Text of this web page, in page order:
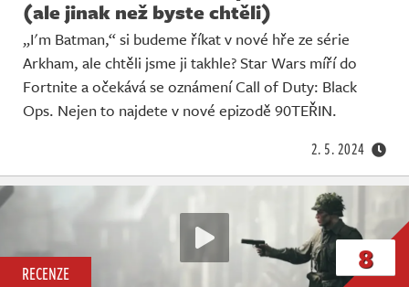
(ale jinak než byste chtěli)
„I'm Batman,“ si budeme říkat v nové hře ze série
Arkham, ale chtěli jsme ji takhle? Star Wars míří do
Fortnite a očekává se oznámení Call of Duty: Black
Ops. Nejen to najdete v nové epizodě 90TEŘIN.
2. 5. 2024
RECENZE 8